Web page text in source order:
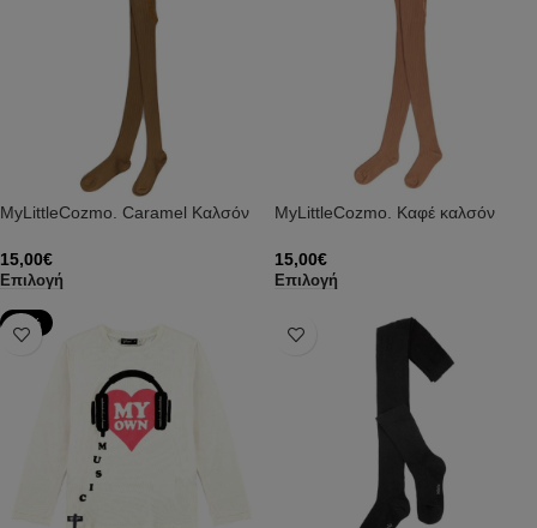
MyLittleCozmo. Caramel Καλσόν
15,00€
Επιλογή
MyLittleCozmo. Καφέ καλσόν
15,00€
Επιλογή
-73%